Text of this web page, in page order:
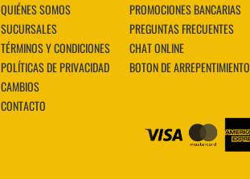
QUIÉNES SOMOS
SUCURSALES
TÉRMINOS Y CONDICIONES
POLÍTICAS DE PRIVACIDAD
CAMBIOS
CONTACTO
PROMOCIONES BANCARIAS
PREGUNTAS FRECUENTES
CHAT ONLINE
BOTON DE ARREPENTIMIENTO